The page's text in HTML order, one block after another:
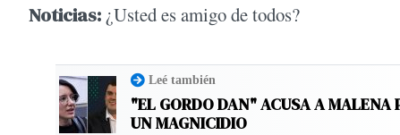
Noticias: ¿Usted es amigo de todos?
Leé también
"EL GORDO DAN" ACUSA A MALENA
UN MAGNICIDIO